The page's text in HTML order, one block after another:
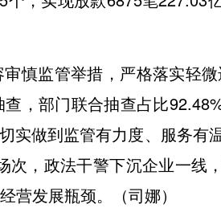
慎监管举措，严格落实轻微
，部门联合抽查占比
实做到监管有力度、服务有
次，政法干警下沉企业一线
营发展瓶颈。（司娜）